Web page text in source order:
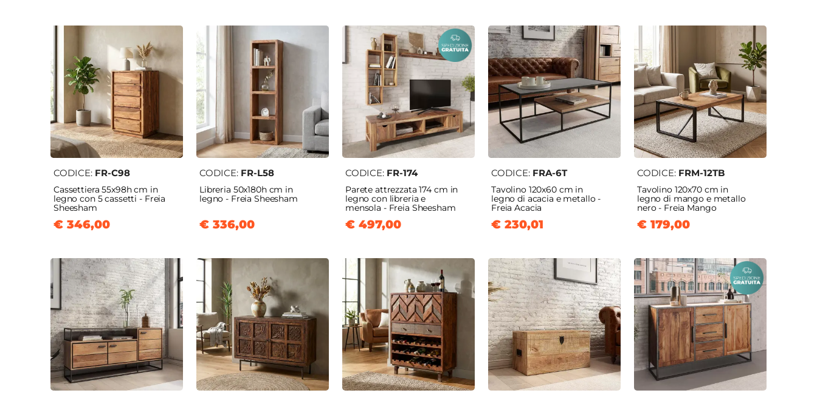
CODICE: FR-C98
Cassettiera 55x98h cm in
legno con 5 cassetti - Freia
Sheesham
€ 346,00
CODICE: FR-L58
Libreria 50x180h cm in
legno - Freia Sheesham
€ 336,00
CODICE: FR-174
Parete attrezzata 174 cm in
legno con libreria e
mensola - Freia Sheesham
€ 497,00
CODICE: FRA-6T
Tavolino 120x60 cm in
legno di acacia e metallo -
Freia Acacia
€ 230,01
CODICE: FRM-12TB
Tavolino 120x70 cm in
legno di mango e metallo
nero - Freia Mango
€ 179,00